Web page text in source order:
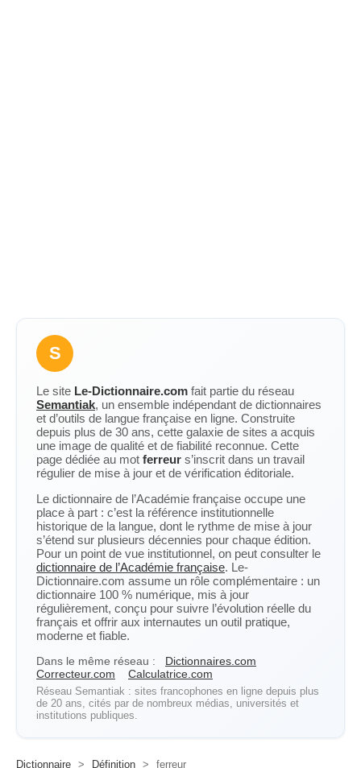
S
Le site Le-Dictionnaire.com fait partie du réseau
Semantiak, un ensemble indépendant de dictionnaires
et d’outils de langue française en ligne. Construite
depuis plus de 30 ans, cette galaxie de sites a acquis
une image de qualité et de fiabilité reconnue. Cette
page dédiée au mot ferreur s’inscrit dans un travail
régulier de mise à jour et de vérification éditoriale.
Le dictionnaire de l’Académie française occupe une
place à part : c’est la référence institutionnelle
historique de la langue, dont le rythme de mise à jour
s’étend sur plusieurs décennies pour chaque édition.
Pour un point de vue institutionnel, on peut consulter le
dictionnaire de l’Académie française. Le-
Dictionnaire.com assume un rôle complémentaire : un
dictionnaire 100 % numérique, mis à jour
régulièrement, conçu pour suivre l’évolution réelle du
français et offrir aux internautes un outil pratique,
moderne et fiable.
Dans le même réseau :
Dictionnaires.com
Correcteur.com
Calculatrice.com
Réseau Semantiak : sites francophones en ligne depuis plus
de 20 ans, cités par de nombreux médias, universités et
institutions publiques.
Dictionnaire > Définition > ferreur